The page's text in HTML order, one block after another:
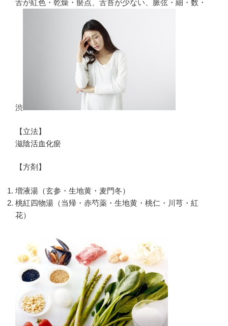
舌が紅色・乾燥・瘀点、舌苔が少ない、脈弦・細・数・
渋
【立法】
滋陰活血化瘀
【方剤】
増液湯（玄参・生地黄・麦門冬）
桃紅四物湯（当帰・赤芍薬・生地黄・桃仁・川芎・紅
花）